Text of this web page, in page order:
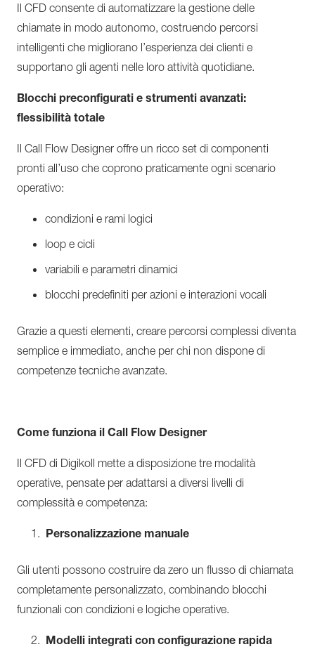
Il CFD consente di automatizzare la gestione delle
chiamate in modo autonomo, costruendo percorsi
intelligenti che migliorano l’esperienza dei clienti e
supportano gli agenti nelle loro attività quotidiane.
Blocchi preconfigurati e strumenti avanzati:
flessibilità totale
Il Call Flow Designer offre un ricco set di componenti
pronti all’uso che coprono praticamente ogni scenario
operativo:
condizioni e rami logici
loop e cicli
variabili e parametri dinamici
blocchi predefiniti per azioni e interazioni vocali
Grazie a questi elementi, creare percorsi complessi diventa
semplice e immediato, anche per chi non dispone di
competenze tecniche avanzate.
Come funziona il Call Flow Designer
Il CFD di Digikoll mette a disposizione tre modalità
operative, pensate per adattarsi a diversi livelli di
complessità e competenza:
Personalizzazione manuale
Gli utenti possono costruire da zero un flusso di chiamata
completamente personalizzato, combinando blocchi
funzionali con condizioni e logiche operative.
Modelli integrati con configurazione rapida